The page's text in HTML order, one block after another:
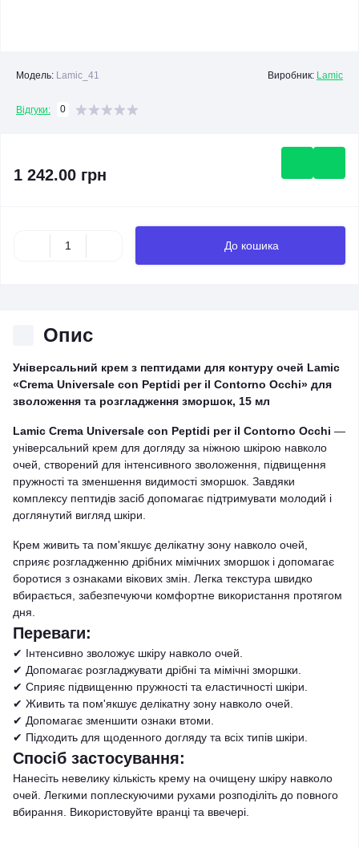
Модель: Lamic_41 Виробник: Lamic
Відгуки: 0
1 242.00 грн
До кошика
Опис
Універсальний крем з пептидами для контуру очей Lamic
«Crema Universale con Peptidi per il Contorno Occhi» для
зволоження та розгладження зморшок, 15 мл
Lamic Crema Universale con Peptidi per il Contorno Occhi —
універсальний крем для догляду за ніжною шкірою навколо
очей, створений для інтенсивного зволоження, підвищення
пружності та зменшення видимості зморшок. Завдяки
комплексу пептидів засіб допомагає підтримувати молодий і
доглянутий вигляд шкіри.
Крем живить та пом'якшує делікатну зону навколо очей,
сприяє розгладженню дрібних мімічних зморшок і допомагає
боротися з ознаками вікових змін. Легка текстура швидко
вбирається, забезпечуючи комфортне використання протягом
дня.
Переваги:
✔ Інтенсивно зволожує шкіру навколо очей.
✔ Допомагає розгладжувати дрібні та мімічні зморшки.
✔ Сприяє підвищенню пружності та еластичності шкіри.
✔ Живить та пом'якшує делікатну зону навколо очей.
✔ Допомагає зменшити ознаки втоми.
✔ Підходить для щоденного догляду та всіх типів шкіри.
Спосіб застосування:
Нанесіть невелику кількість крему на очищену шкіру навколо
очей. Легкими поплескуючими рухами розподіліть до повного
вбирання. Використовуйте вранці та ввечері.